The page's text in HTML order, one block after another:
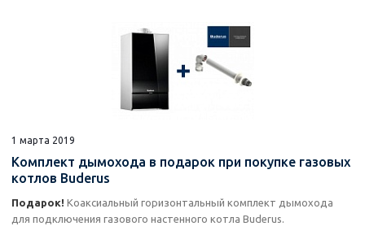
1 марта 2019
Комплект дымохода в подарок при покупке газовых
котлов Buderus
Подарок! Коаксиальный горизонтальный комплект дымохода
для подключения газового настенного котла Buderus.